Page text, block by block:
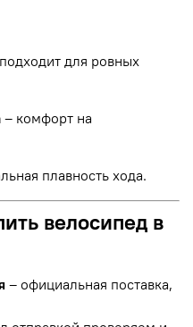
для ровных
– комфорт на
плавность хода.
велосипед в
– официальная поставка,